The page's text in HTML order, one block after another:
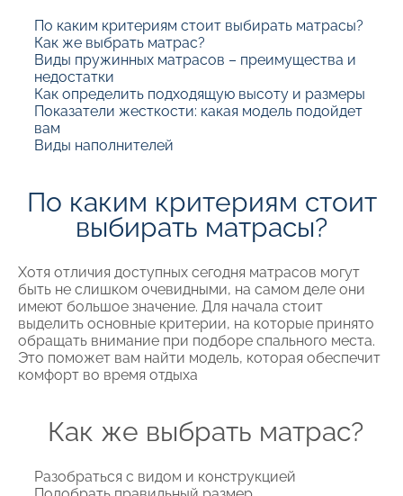
По каким критериям стоит выбирать матрасы?
Как же выбрать матрас?
Виды пружинных матрасов – преимущества и
недостатки
Как определить подходящую высоту и размеры
Показатели жесткости: какая модель подойдет
вам
Виды наполнителей
По каким критериям стоит
выбирать матрасы?
Хотя отличия доступных сегодня матрасов могут
быть не слишком очевидными, на самом деле они
имеют большое значение. Для начала стоит
выделить основные критерии, на которые принято
обращать внимание при подборе спального места.
Это поможет вам найти модель, которая обеспечит
комфорт во время отдыха
Как же выбрать матрас?
Разобраться с видом и конструкцией